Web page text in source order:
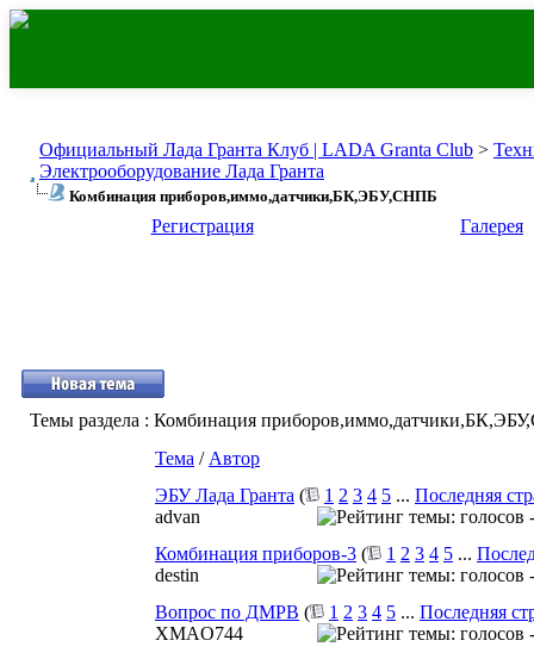
Официальный Лада Гранта Клуб | LADA Granta Club >
Электрооборудование Лада Гранта
Комбинация приборов,иммо,датчики,БК,ЭБУ,СНПБ
Регистрация Галерея
Темы раздела : Комбинация
Тема / Автор
ЭБУ Лада Гранта ( 1 2 3 4 5 ... Последняя
advan
Комбинация приборов-3 ( 1 2 3 4 5 ...
destin
Вопрос по ДМРВ ( 1 2 3 4 5 ... Последняя
XMAO744